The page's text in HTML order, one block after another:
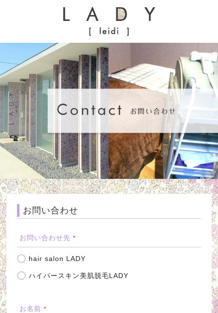
お問い合わせ
お問い合わせ先 *
hair salon LADY
ハイパースキン美肌脱毛LADY
お名前 *